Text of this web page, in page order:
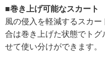
■巻き上げ可能なスカート
風の侵入を軽減するスカ
合は巻き上げた状態でト
せて使い分けができます。